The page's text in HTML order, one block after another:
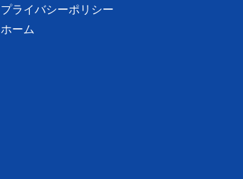
プライバシーポリシー
ホーム